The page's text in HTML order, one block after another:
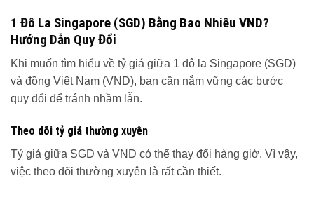
1 Đô La Singapore (SGD) Bằng Bao Nhiêu VND?
Hướng Dẫn Quy Đổi
Khi muốn tìm hiểu về tỷ giá giữa 1 đô la Singapore (SGD)
và đồng Việt Nam (VND), bạn cần nắm vững các bước
quy đổi để tránh nhầm lẫn.
Theo dõi tỷ giá thường xuyên
Tỷ giá giữa SGD và VND có thể thay đổi hàng giờ. Vì vậy,
việc theo dõi thường xuyên là rất cần thiết.